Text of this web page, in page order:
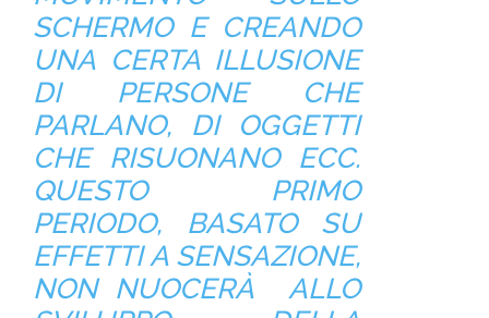
SCHERMO E CREANDO
UNA CERTA ILLUSIONE
DI PERSONE CHE
PARLANO, DI OGGETTI
CHE RISUONANO ECC.
QUESTO PRIMO
PERIODO, BASATO SU
EFFETTI A SENSAZIONE,
NON NUOCERÀ ALLO